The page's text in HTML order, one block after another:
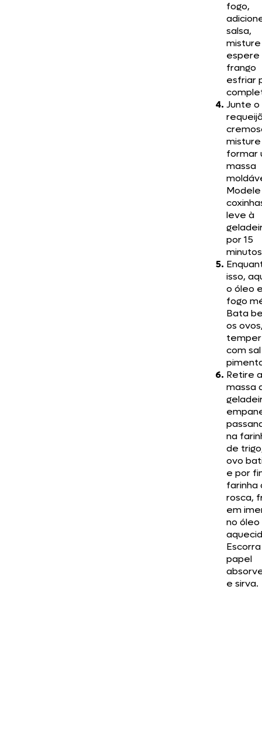
fogo,
salsa,
espere
frango
esfriar
Junte o
formar
massa
leve à
por 15
isso,
o óleo
fogo
Bata
os
com
Retire a
massa
na
de
ovo
e por
farinha
rosca,
em
no
papel
e sirva.